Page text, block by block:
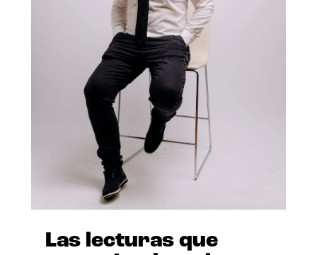
Las lecturas que